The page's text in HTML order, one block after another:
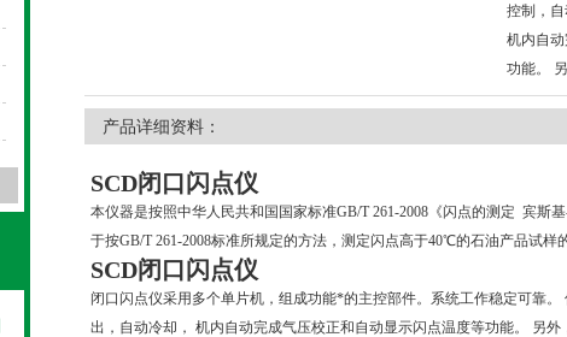
控制，自
机内自
功能。
产品详细资料：
SCD闭口闪点仪
本仪器是按照中华人民共和国国家标准GB/T 261-2008《闪点的测定 宾斯
于按GB/T 261-2008标准所规定的方法，测定闪点高于40℃的石油产品试样
SCD闭口闪点仪
闭口闪点仪采用多个单片机，组成功能*的主控部件。系统工作稳定可靠
出，自动冷却， 机内自动完成气压校正和自动显示闪点温度等功能。 另